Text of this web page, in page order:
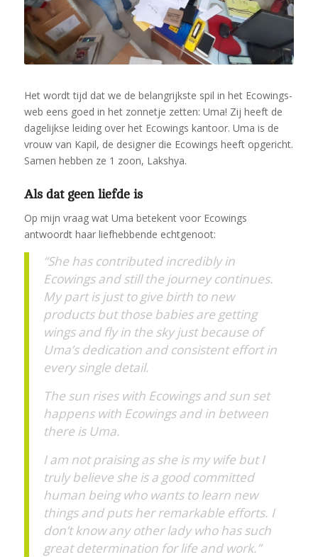
Het wordt tijd dat we de belangrijkste spil in het Ecowings-
web eens goed in het zonnetje zetten: Uma! Zij heeft de
dagelijkse leiding over het Ecowings kantoor. Uma is de
vrouw van Kapil, de designer die Ecowings heeft opgericht.
Samen hebben ze 1 zoon, Lakshya.
Als dat geen liefde is
Op mijn vraag wat Uma betekent voor Ecowings
antwoordt haar liefhebbende echtgenoot:
“She has contributed incredibly in
Ecowings and still the journey continues.
My part is just to give birth to new
products but those babies are getting
wings and fly in the sky just because of
Uma’s dedication and consistent effort in
every single detail.
The sun rises with Ecowings and sun set
happens with Ecowings and in between
there is Uma.
I am not praising as she is my wife but I
truly believe she is a good committed
human being who wants to learn new
things and puts her remarkable efforts. I
don’t know any other lady who has such
great determination for life and work.”